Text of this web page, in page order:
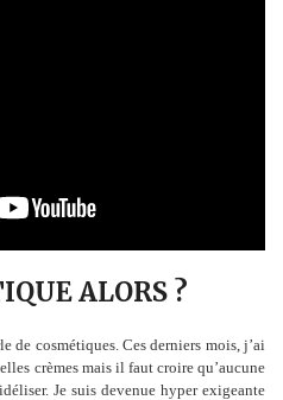
ALORS ?
de cosmétiques. Ces derniers mois, j’ai
crèmes mais il faut croire qu’aucune
Je suis devenue hyper exigeante